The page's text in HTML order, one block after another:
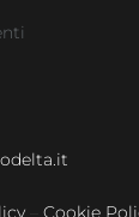
– Cookie